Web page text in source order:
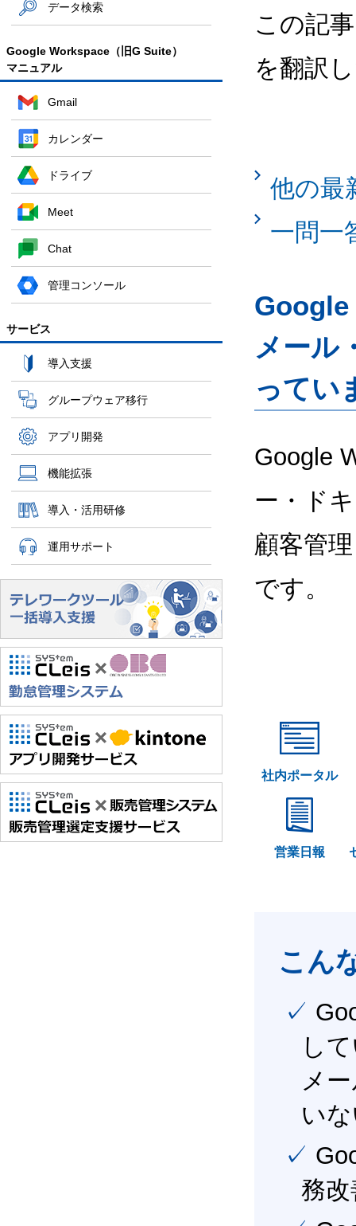
データ検索
Google Workspace（旧G Suite）
マニュアル
Gmail
カレンダー
ドライブ
Meet
Chat
管理コンソール
サービス
導入支援
グループウェア移行
アプリ開発
機能拡張
導入・活用研修
運用サポート
この記
を翻訳
他の最
一問一
Google
メール
ってい
Google
ー・ド
顧客管
です。
社内ポータル
営業日報
こん
✓ Google Workspace（旧G Suite） を社内で導入
し
メ
い
✓ Google Workspace（旧G Suite） を活用し、業
務